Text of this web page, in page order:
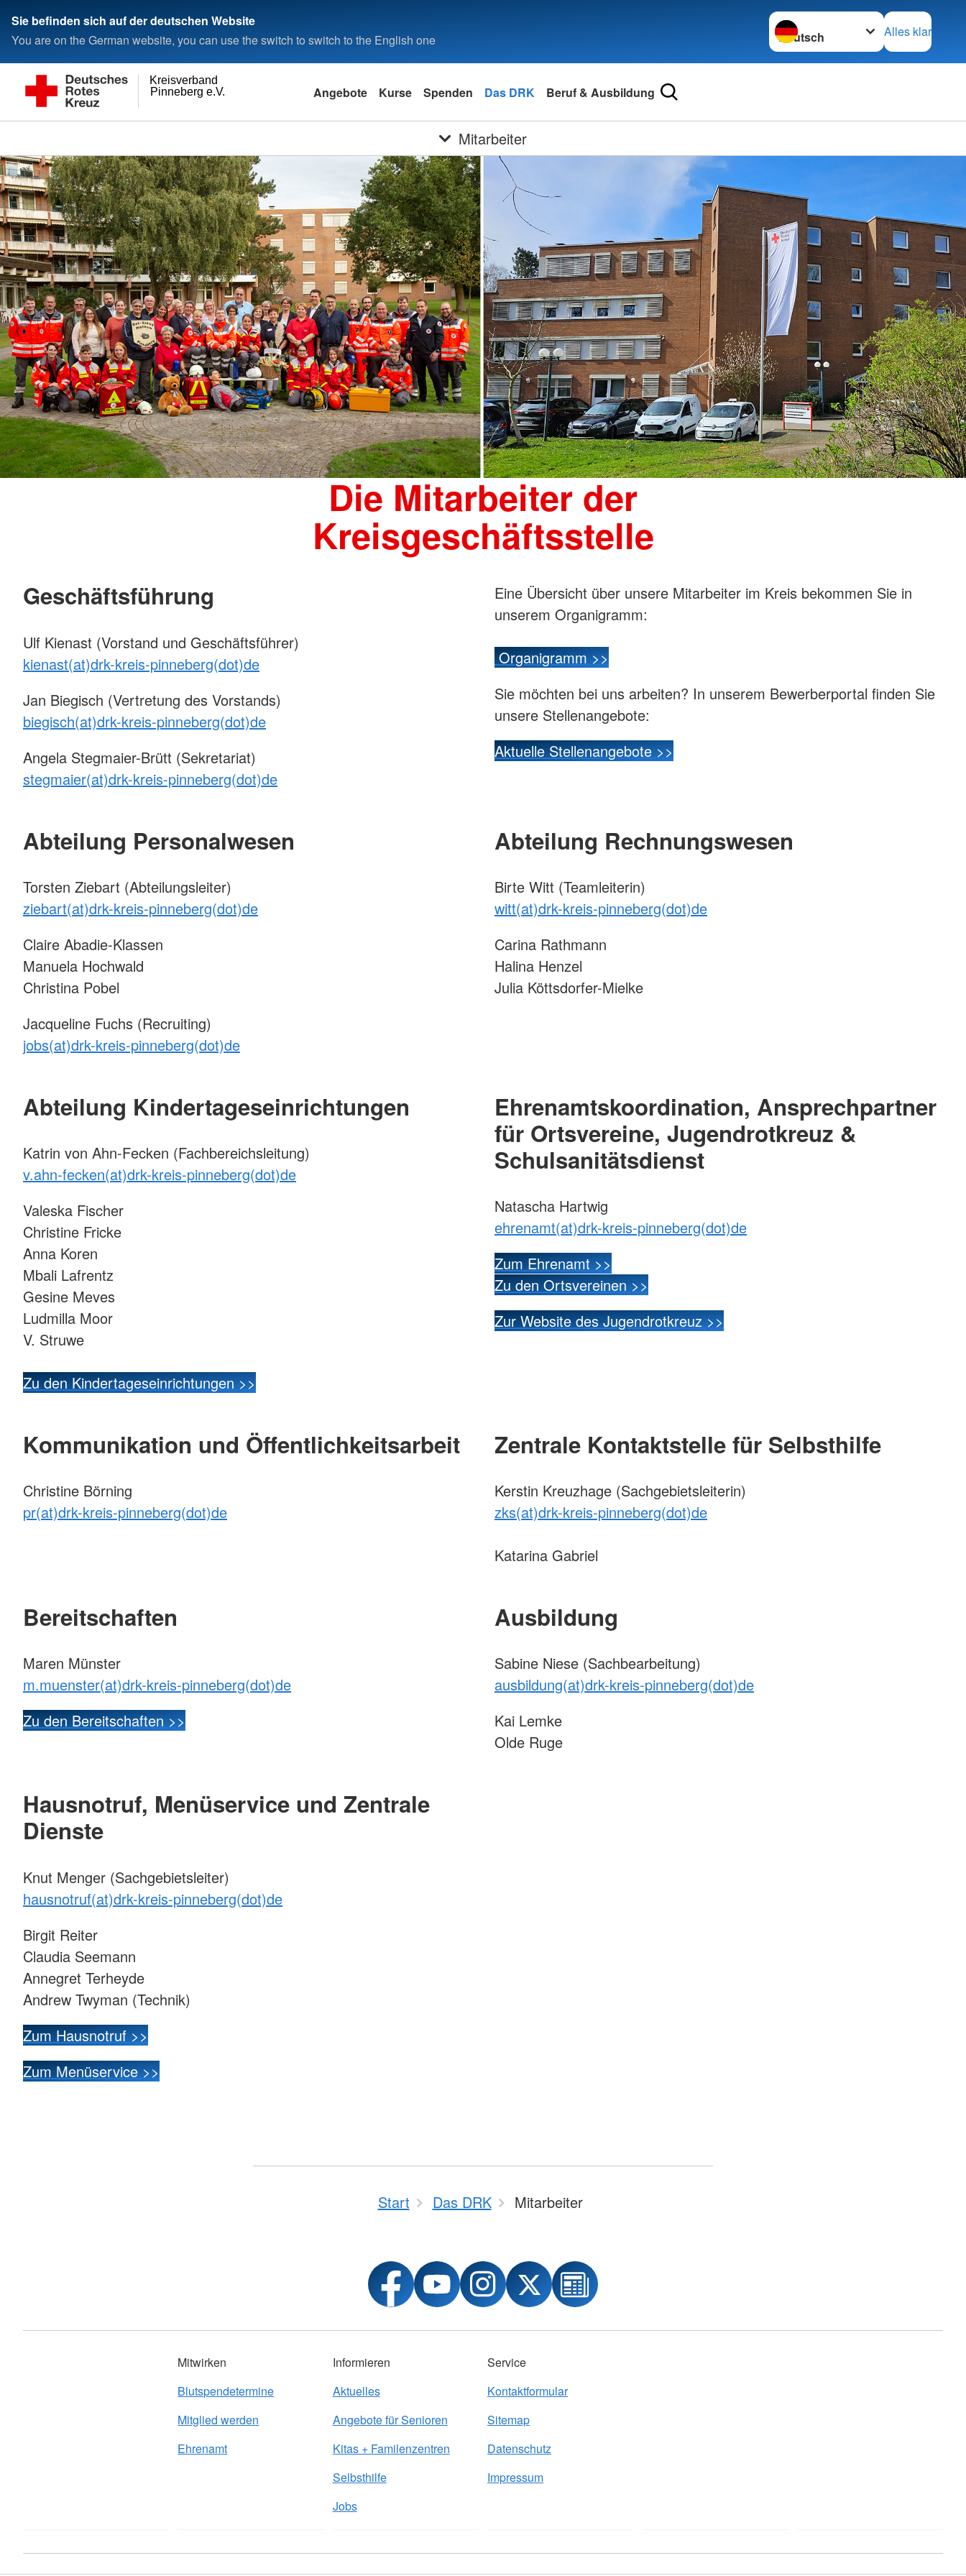
Sie befinden sich auf der deutschen Website
You are on the German website, you can use the switch to switch to the English one
Sprache wechseln zu
Alles klar
Pinneberg e.V.
Kreisverband
Angebote Kurse Spenden Das DRK Beruf & Ausbildung
Mitarbeiter
Die Mitarbeiter der
Kreisgeschäftsstelle
Geschäftsführung
Ulf Kienast (Vorstand und Geschäftsführer)
kienast(at)drk-kreis-pinneberg(dot)de
Jan Biegisch (Vertretung des Vorstands)
biegisch(at)drk-kreis-pinneberg(dot)de
Angela Stegmaier-Brütt (Sekretariat)
stegmaier(at)drk-kreis-pinneberg(dot)de
Eine Übersicht über unsere Mitarbeiter im Kreis bekommen Sie in
unserem Organigramm:
Organigramm >>
Sie möchten bei uns arbeiten? In unserem Bewerberportal finden Sie
unsere Stellenangebote:
Aktuelle Stellenangebote >>
Abteilung Personalwesen
Torsten Ziebart (Abteilungsleiter)
ziebart(at)drk-kreis-pinneberg(dot)de
Claire Abadie-Klassen
Manuela Hochwald
Christina Pobel
Jacqueline Fuchs (Recruiting)
jobs(at)drk-kreis-pinneberg(dot)de
Abteilung Rechnungswesen
Birte Witt (Teamleiterin)
witt(at)drk-kreis-pinneberg(dot)de
Carina Rathmann
Halina Henzel
Julia Köttsdorfer-Mielke
Abteilung Kindertageseinrichtungen
Katrin von Ahn-Fecken (Fachbereichsleitung)
v.ahn-fecken(at)drk-kreis-pinneberg(dot)de
Valeska Fischer
Christine Fricke
Anna Koren
Mbali Lafrentz
Gesine Meves
Ludmilla Moor
V. Struwe
Zu den Kindertageseinrichtungen >>
Ehrenamtskoordination, Ansprechpartner
für Ortsvereine, Jugendrotkreuz &
Schulsanitätsdienst
Natascha Hartwig
ehrenamt(at)drk-kreis-pinneberg(dot)de
Zum Ehrenamt >>
Zu den Ortsvereinen >>
Zur Website des Jugendrotkreuz >>
Kommunikation und Öffentlichkeitsarbeit
Christine Börning
pr(at)drk-kreis-pinneberg(dot)de
Zentrale Kontaktstelle für Selbsthilfe
Kerstin Kreuzhage (Sachgebietsleiterin)
zks(at)drk-kreis-pinneberg(dot)de
Katarina Gabriel
Bereitschaften
Maren Münster
m.muenster(at)drk-kreis-pinneberg(dot)de
Zu den Bereitschaften >>
Ausbildung
Sabine Niese (Sachbearbeitung)
ausbildung(at)drk-kreis-pinneberg(dot)de
Kai Lemke
Olde Ruge
Hausnotruf, Menüservice und Zentrale
Dienste
Knut Menger (Sachgebietsleiter)
hausnotruf(at)drk-kreis-pinneberg(dot)de
Birgit Reiter
Claudia Seemann
Annegret Terheyde
Andrew Twyman (Technik)
Zum Hausnotruf >>
Zum Menüservice >>
Start Das DRK Mitarbeiter
Mitwirken
Blutspendetermine
Mitglied werden
Ehrenamt
Informieren
Aktuelles
Angebote für Senioren
Kitas + Familenzentren
Selbsthilfe
Jobs
Service
Kontaktformular
Sitemap
Datenschutz
Impressum